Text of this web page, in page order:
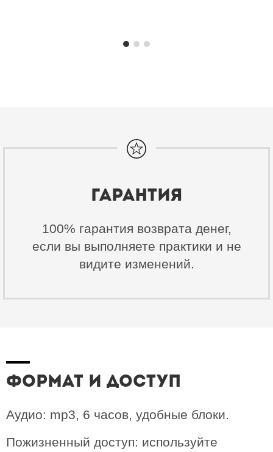
Гарантия
100% гарантия возврата денег,
если вы выполняете практики и не
видите изменений.
Формат и доступ
Аудио: mp3, 6 часов, удобные блоки.
Пожизненный доступ: используйте